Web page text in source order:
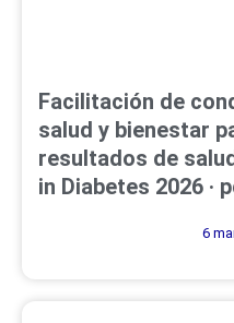
Facilitación de
salud y bienestar
resultados de
in Diabetes 2026 ·
6